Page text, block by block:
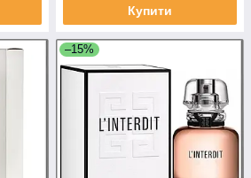
Купити
–15%